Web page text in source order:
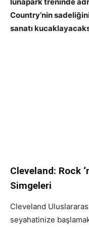
Country’nin
sanatı
Cleveland: Rock
Simgeleri
Cleveland
seyahatinize